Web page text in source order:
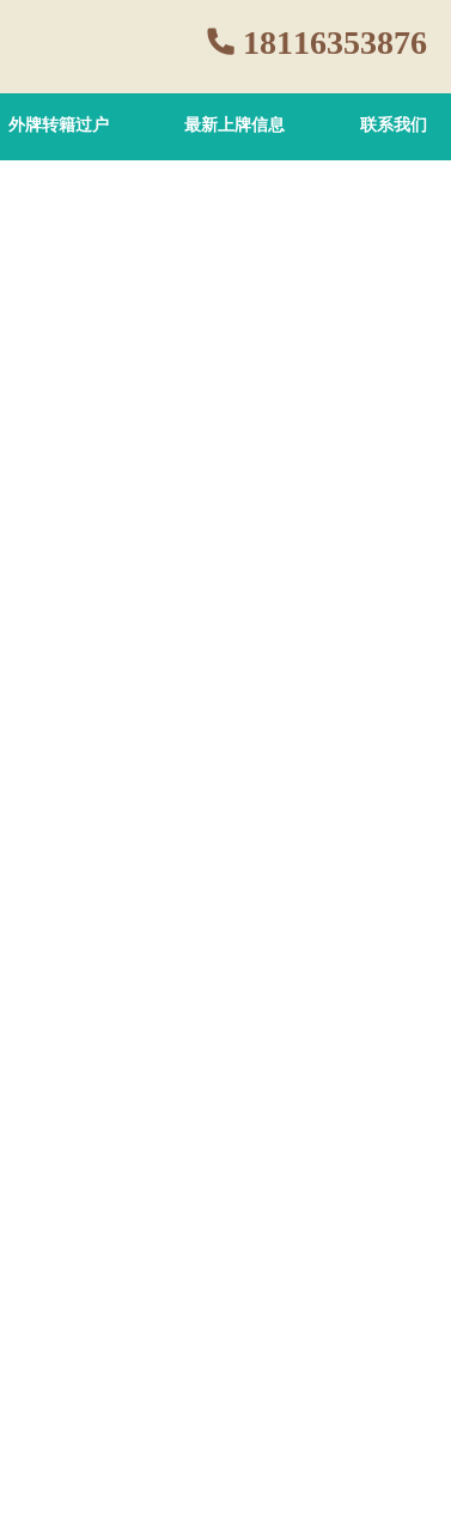
18116353876
外牌转籍过户 最新上牌信息 联系我们